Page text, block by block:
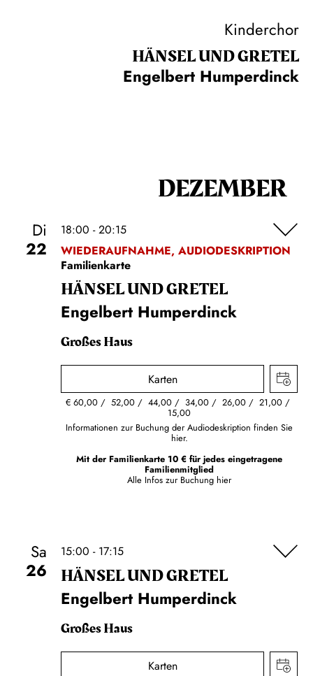
Kinderchor
HÄNSEL UND GRETEL
Engelbert Humperdinck
DEZEMBER
Di
22
18:00 - 20:15
WIEDERAUFNAHME, AUDIODESKRIPTION
Familienkarte
HÄNSEL UND GRETEL
Engelbert Humperdinck
Großes Haus
Karten
€60,00 52,00 44,00 34,00 26,00 21,00
15,00
Informationen zur Buchung der Audiodeskription finden Sie
hier.
Mit der Familienkarte 10 € für jedes eingetragene
Familienmitglied
Alle Infos zur Buchung hier
Sa
26
15:00 - 17:15
HÄNSEL UND GRETEL
Engelbert Humperdinck
Großes Haus
Karten